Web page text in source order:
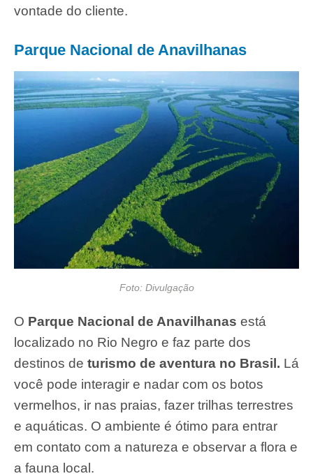
vontade do cliente.
Parque Nacional de Anavilhanas
Foto: Divulgação
O Parque Nacional de Anavilhanas está
localizado no Rio Negro e faz parte dos
destinos de turismo de aventura no Brasil. Lá
você pode interagir e nadar com os botos
vermelhos, ir nas praias, fazer trilhas terrestres
e aquáticas. O ambiente é ótimo para entrar
em contato com a natureza e observar a flora e
a fauna local.